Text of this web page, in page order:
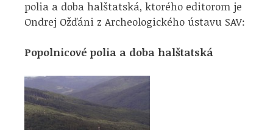
polia a doba halštatská, ktorého editorom je
Ondrej Ožďáni z Archeologického ústavu SAV:
Popolnicové polia a doba halštatská